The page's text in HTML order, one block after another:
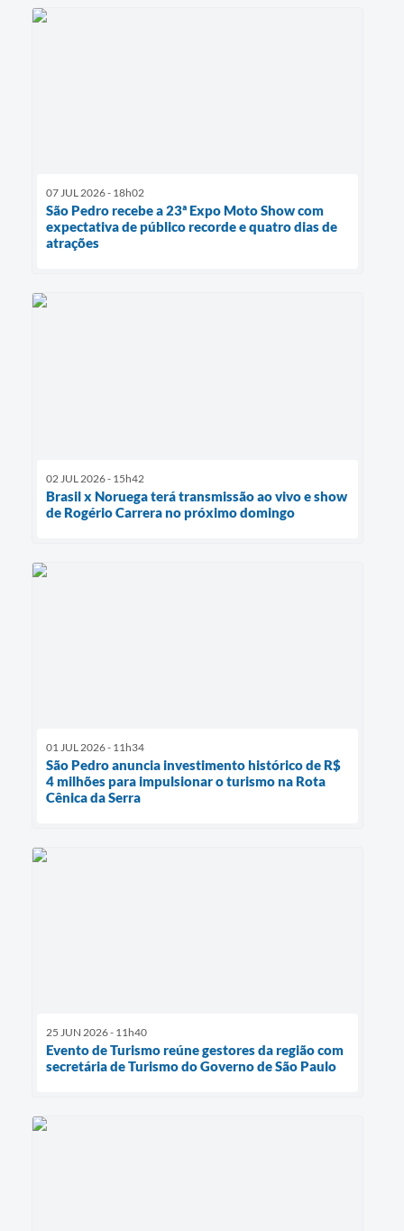
07 JUL 2026 - 18h02
São Pedro recebe a 23ª Expo Moto Show com
expectativa de público recorde e quatro dias de
atrações
02 JUL 2026 - 15h42
Brasil x Noruega terá transmissão ao vivo e show
de Rogério Carrera no próximo domingo
01 JUL 2026 - 11h34
São Pedro anuncia investimento histórico de R$
4 milhões para impulsionar o turismo na Rota
Cênica da Serra
25 JUN 2026 - 11h40
Evento de Turismo reúne gestores da região com
secretária de Turismo do Governo de São Paulo